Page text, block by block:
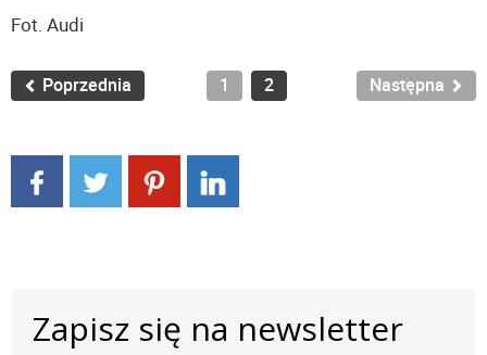
Fot. Audi
Poprzednia 1 2 Następna
Zapisz się na newsletter